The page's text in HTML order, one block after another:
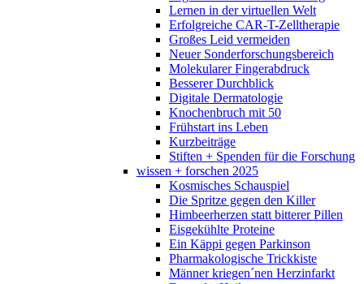
Lernen in der virtuellen Welt
Erfolgreiche CAR-T-Zelltherapie
Großes Leid vermeiden
Neuer Sonderforschungsbereich
Molekularer Fingerabdruck
Besserer Durchblick
Digitale Dermatologie
Knochenbruch mit 50
Frühstart ins Leben
Kurzbeiträge
Stiften + Spenden für die Forschung
wissen + forschen 2025
Kosmisches Schauspiel
Die Spritze gegen den Killer
Himbeerherzen statt bitterer Pillen
Eisgekühlte Proteine
Ein Käppi gegen Parkinson
Pharmakologische Trickkiste
Männer kriegen´nen Herzinfarkt